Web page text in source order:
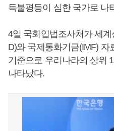
득불평등이 심한 국가로 나
4일 국회입법조사처가 세
D)와 국제통화기금(IMF) 자
기준으로 우리나라의 상위
나타났다.